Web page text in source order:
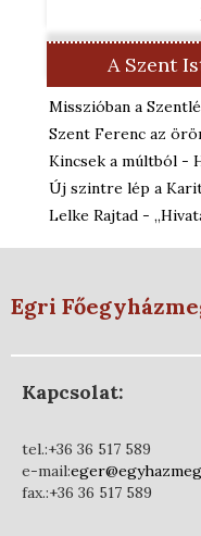
A Szent
Misszióban a
Szent Ferenc az
Kincsek a múltból -
Új szintre lép a
Lelke Rajtad -
Egri
Kapcsolat:
tel.:+36 36 517 589
e-mail:
fax.:+36 36 517 589